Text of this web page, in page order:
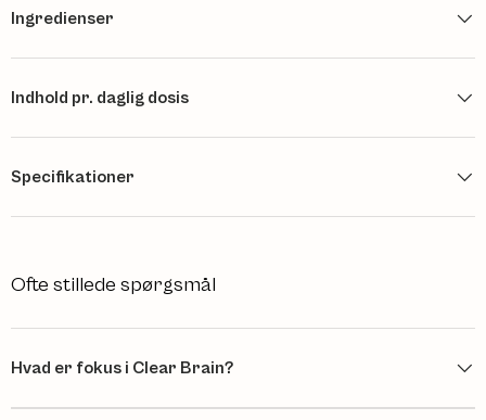
Ingredienser
Indhold pr. daglig dosis
Specifikationer
Ofte stillede spørgsmål
Hvad er fokus i Clear Brain?